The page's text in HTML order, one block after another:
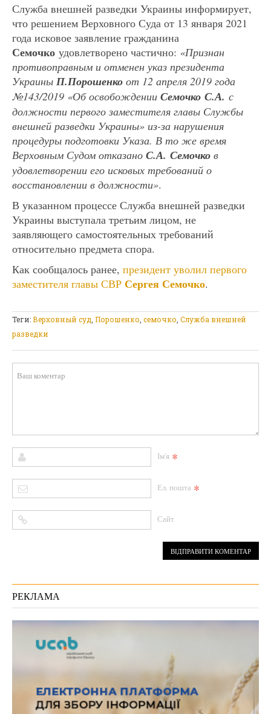
Служба внешней разведки Украины информирует,
что решением Верховного Суда от 13 января 2021
года исковое заявление гражданина
Семочко удовлетворено частично: «Признан
противоправным и отменен указ президента
Украины П.Порошенко от 12 апреля 2019 года
№143/2019 «Об освобождении Семочко С.А. с
должности первого заместителя главы Службы
внешней разведки Украины» из-за нарушения
процедуры подготовки Указа. В то же время
Верховным Судом отказано С.А. Семочко в
удовлетворении его исковых требований о
восстановлении в должности».
В указанном процессе Служба внешней разведки
Украины выступала третьим лицом, не
заявляющего самостоятельных требований
относительно предмета спора.
Как сообщалось ранее, президент уволил первого
заместителя главы СВР Сергея Семочко.
Теги:Верховный суд Порошенко семочко Служба внешней
разведки
Ім'я *
Ел. пошта *
Сайт
РЕКЛАМА